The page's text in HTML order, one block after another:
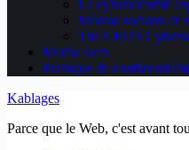
La cybersécurité
Médias sociaux et
The CEO’s
Media Aces
Politique de
Kablages
Parce que le Web, c'est avant